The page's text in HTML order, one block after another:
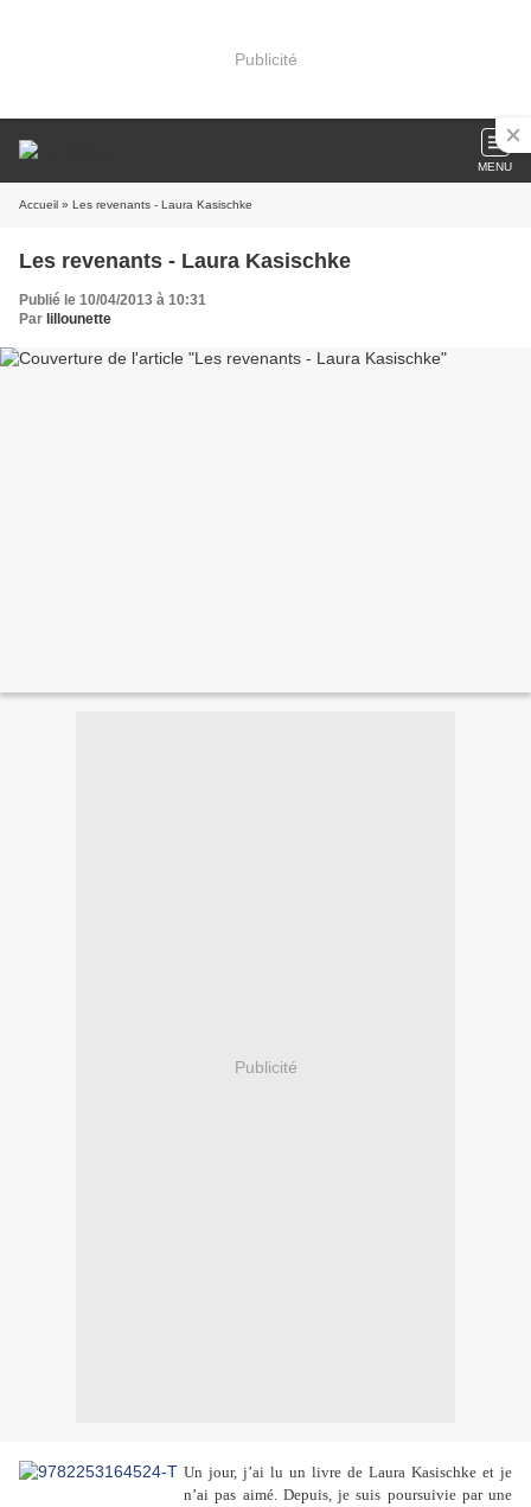
Publicité
MENU
Accueil » Les revenants - Laura Kasischke
Les revenants - Laura Kasischke
Publié le 10/04/2013 à 10:31
Par lillounette
Publicité
Un jour, j’ai lu un livre de Laura Kasischke et je
n’ai pas aimé. Depuis, je suis poursuivie par une